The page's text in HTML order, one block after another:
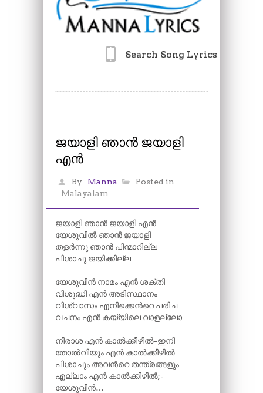
Search Song Lyrics
ജയാളി ഞാൻ ജയാളി
എൻ
By Manna
Posted in
Malayalam
ജയാളി ഞാൻ ജയാളി എൻ
യേശുവിൽ ഞാൻ ജയാളി
തളർന്നു ഞാൻ പിന്മാറില്ല
പിശാചു ജയിക്കില്ല
യേശുവിൻ നാമം എൻ ശക്തി
വിശുദ്ധി എൻ അടിസ്ഥാനം
വിശ്വാസം എനിക്കെന്‍റെ പരിച
വചനം എൻ കയ്യിലെ വാളല്ലോ
നിരാശ എൻ കാൽക്കീഴിൽ-ഇനി
തോൽവിയും എൻ കാൽക്കീഴിൽ
പിശാചും അവന്‍റെ തന്ത്രങ്ങളും
എല്ലാം എൻ കാൽക്കീഴിൽ;­
യേശുവിൻ…